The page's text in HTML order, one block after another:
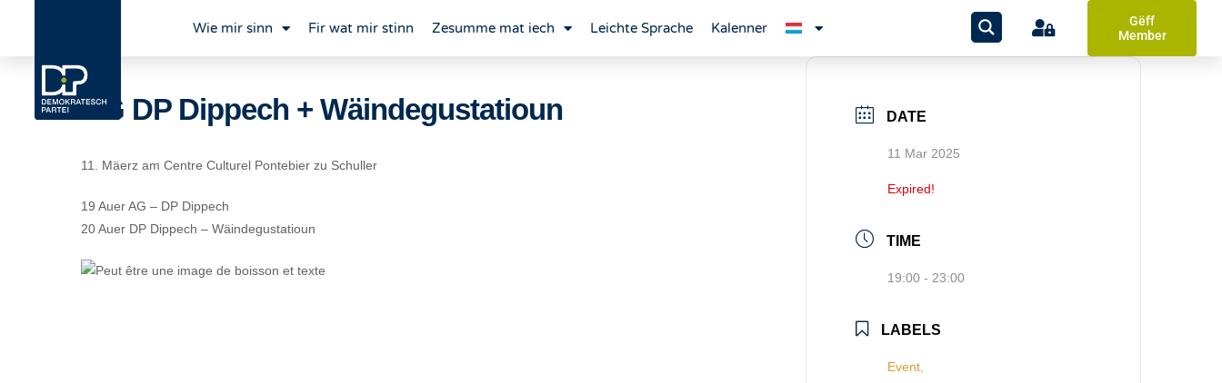
Wie mir sinn Fir wat mir stinn Zesumme mat iech Leichte Sprache Kalenner
Gëff
Member
AG DP Dippech + Wäindegustatioun
11. Mäerz am Centre Culturel Pontebier zu Schuller
19 Auer AG – DP Dippech
20 Auer DP Dippech – Wäindegustatioun
DATE
11 Mar 2025
Expired!
TIME
19:00 - 23:00
LABELS
Event,